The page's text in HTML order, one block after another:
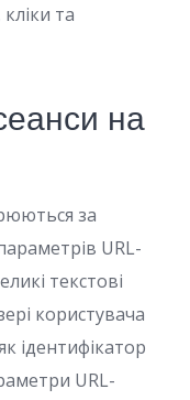
та
на
за
URL-
текстові
користувача
ідентифікатор
URL-